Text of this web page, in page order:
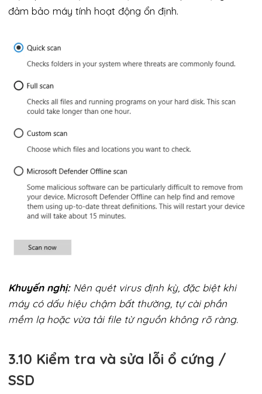
đảm bảo máy tính hoạt động ổn định.
Khuyến nghị:Nên quét virus định kỳ, đặc biệt khi
máy có dấu hiệu chậm bất thường, tự cài phần
mềm lạ hoặc vừa tải file từ nguồn không rõ ràng.
3.10 Kiểm tra và sửa lỗi ổ cứng /
SSD